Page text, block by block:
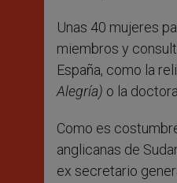
Unas 40 mujeres
miembros y
España, como la
Alegría) o la
Como es
anglicanas de
ex secretario